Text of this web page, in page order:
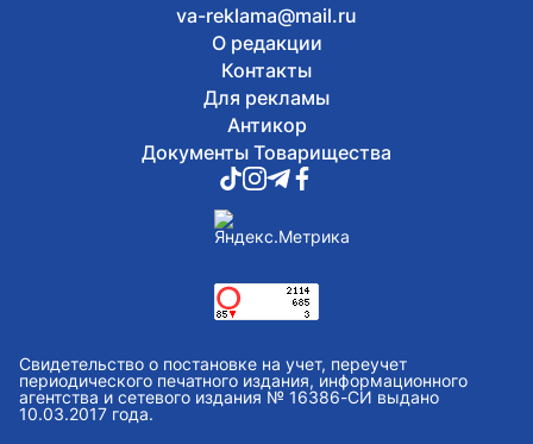
va-reklama@mail.ru
О редакции
Контакты
Для рекламы
Антикор
Документы Товарищества
Свидетельство о постановке на учет, переучет
периодического печатного издания, информационного
агентства и сетевого издания № 16386-СИ выдано
10.03.2017 года.